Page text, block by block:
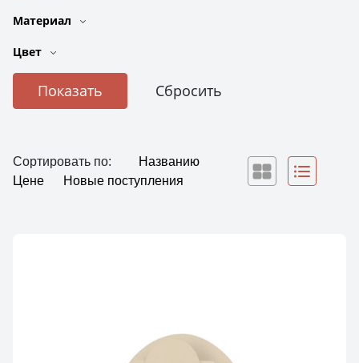
Материал
Цвет
Сортировать по:
Названию
Цене
Новые поступления